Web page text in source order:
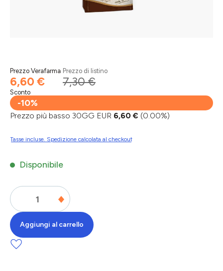
Prezzo Verafarma
6,60 €
Prezzo di listino
7,30 €
Sconto
-10%
Prezzo più basso 30GG EUR 6,60 € (0.00%)
Tasse incluse. Spedizione calcolata al checkout
Disponibile
Aggiungi al carrello